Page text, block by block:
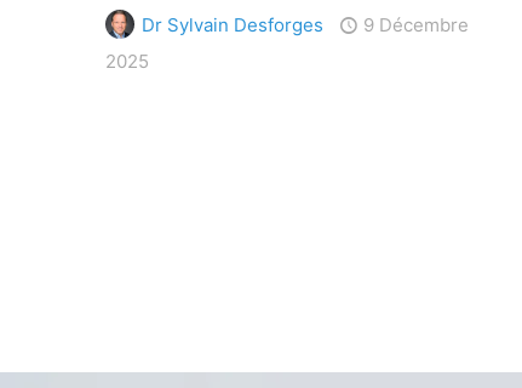
Dr Sylvain Desforges
9 Décembre
2025